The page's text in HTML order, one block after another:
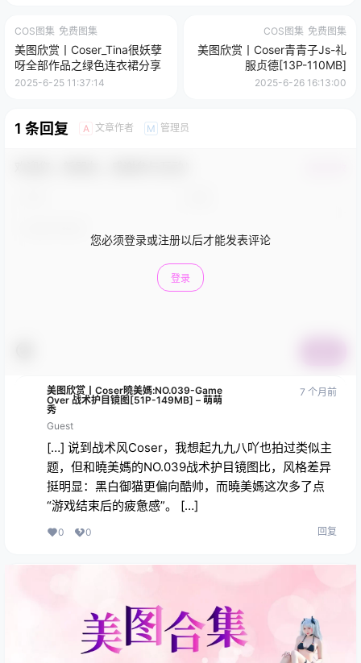
COS图集 免费图集
美图欣赏丨Coser_Tina很妖孽
呀全部作品之绿色连衣裙分享
2025-6-25 11:37:14
COS图集 免费图集
美图欣赏丨Coser青青子Js-礼
服贞德[13P-110MB]
2025-6-26 16:13:00
1 条回复 A 文章作者 M 管理员
您必须登录或注册以后才能发表评论
登录
美图欣赏丨Coser曉美媽:NO.039-Game
Over 战术护目镜图[51P-149MB] – 萌萌
秀
Guest
7 个月前
[…] 说到战术风Coser，我想起九九八吖也拍过类似主
题，但和曉美媽的NO.039战术护目镜图比，风格差异
挺明显：黑白御猫更偏向酷帅，而曉美媽这次多了点
“游戏结束后的疲惫感”。 […]
0 0 回复